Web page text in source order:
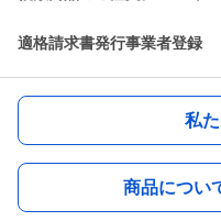
適格請求書発行事業者登録
私
商品につい